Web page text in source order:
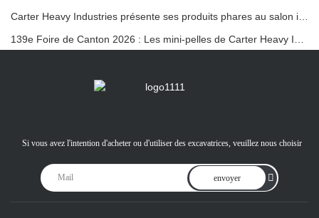
Carter Heavy Industries présente ses produits phares au salon international KOMATEK 2026 en Turquie.
Si vous avez l'intention d'acheter ou d'utiliser des excavatrices, veuillez nous choisir
envoyer